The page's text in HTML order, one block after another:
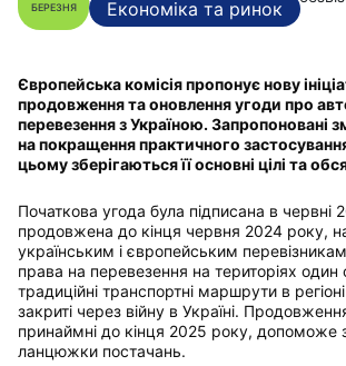
БЕРЕЗНЯ
Економіка та ринок
Європейська комісія пропонує нову
продовження та оновлення угоди про
перевезення з Україною. Запропоновані
на покращення практичного
цьому зберігаються її основні цілі та
Початкова угода була підписана в червні
продовжена до кінця червня 2024 року,
українським і європейським
права на перевезення на територіях один
традиційні транспортні маршрути в
закриті через війну в Україні.
принаймні до кінця 2025 року, допоможе
ланцюжки постачань.